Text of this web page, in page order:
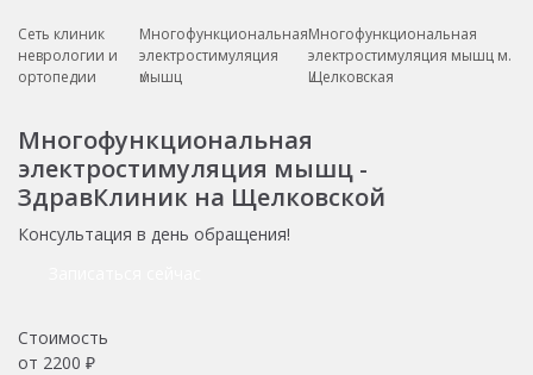
Сеть клиник
неврологии и
ортопедии
Многофункциональная
электростимуляция
мышц
Многофункциональная
электростимуляция мышц м.
Щелковская
Многофункциональная
электростимуляция мышц -
ЗдравКлиник на Щелковской
Консультация в день обращения!
Стоимость
от 2200 ₽